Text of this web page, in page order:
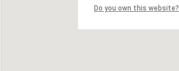
Do you own this website?